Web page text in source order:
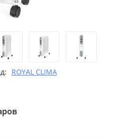
ROYAL CLIMA